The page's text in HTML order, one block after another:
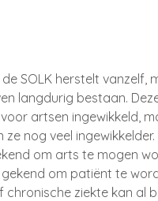
de SOLK herstelt vanzelf,
langdurig bestaan.
artsen ingewikkeld,
ze nog veel ingewikkelder.
om arts te mogen
om patiënt te
chronische ziekte kan al